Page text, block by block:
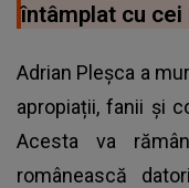
întâmplat cu cei
Adrian Pleșca a
apropiații, fanii și
Acesta va
românească